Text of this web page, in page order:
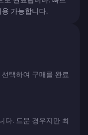
가능합니다.
택하여 구매를 완료
다. 드문 경우지만 최